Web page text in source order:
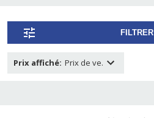
FILTRER
Prix affiché: Prix de ve.